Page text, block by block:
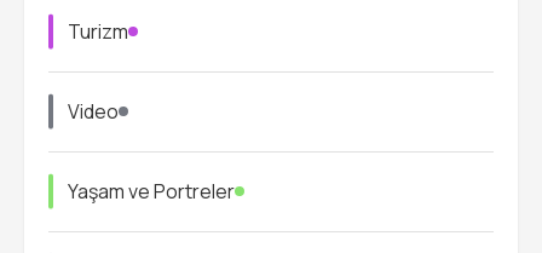
Turizm
Video
Yaşam ve Portreler